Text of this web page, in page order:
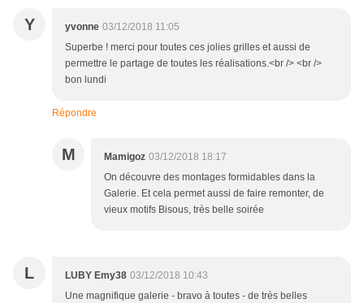
Y yvonne 03/12/2018 11:05
Superbe ! merci pour toutes ces jolies grilles et aussi de
permettre le partage de toutes les réalisations.<br /> <br />
bon lundi
Répondre
M Mamigoz 03/12/2018 18:17
On découvre des montages formidables dans la
Galerie. Et cela permet aussi de faire remonter, de
vieux motifs Bisous, très belle soirée
L LUBY Emy38 03/12/2018 10:43
Une magnifique galerie - bravo à toutes - de très belles